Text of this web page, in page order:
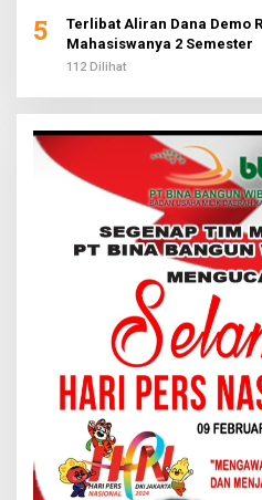
5
Terlibat Aliran Dana Demo
Mahasiswanya 2 Semester
112 Dilihat